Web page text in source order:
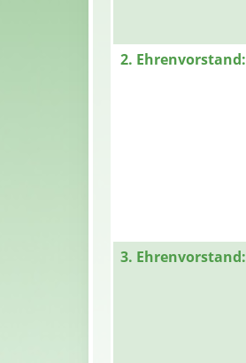
2. Ehrenvorstand:
3. Ehrenvorstand: